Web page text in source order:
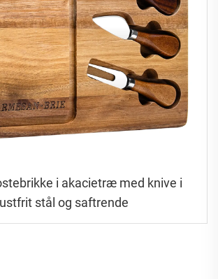
i akacietræ med knive i
stål og saftrende